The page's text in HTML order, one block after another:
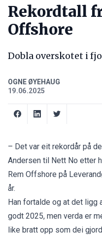
Rekordtall
Offshore
Dobla overskotet i
OGNE ØYEHAUG
19.06.2025
– Det var eit rekordår på
Andersen til Nett No etter
Rem Offshore på
år.
Han fortalde og at det ligg
godt 2025, men verda er
like bratt opp som dei